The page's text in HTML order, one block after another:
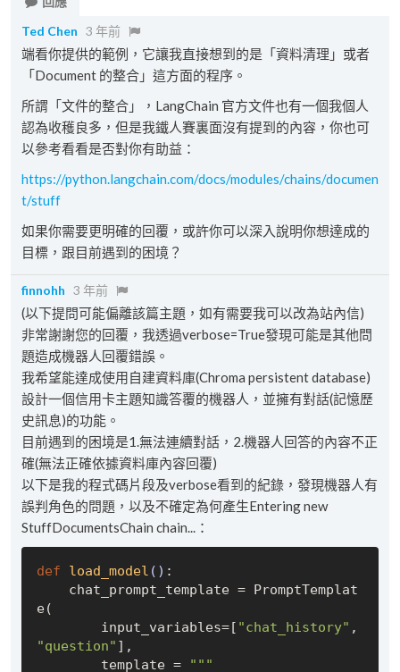
Ted Chen 3 年前
端看你提供的範例，它讓我直接想到的是「資料清理」或者
「Document 的整合」這方面的程序。
所謂「文件的整合」，LangChain 官方文件也有一個我個人
認為收穫良多，但是我鐵人賽裏面沒有提到的內容，你也可
以參考看看是否對你有助益：
https://python.langchain.com/docs/modules/chains/documen
t/stuff
如果你需要更明確的回覆，或許你可以深入說明你想達成的
目標，跟目前遇到的困境？
finnohh 3 年前
(以下提問可能偏離該篇主題，如有需要我可以改為站內信)
非常謝謝您的回覆，我透過verbose=True發現可能是其他問
題造成機器人回覆錯誤。
我希望能達成使用自建資料庫(Chroma persistent database)
設計一個信用卡主題知識答覆的機器人，並擁有對話(記憶歷
史訊息)的功能。
目前遇到的困境是1.無法連續對話，2.機器人回答的內容不正
確(無法正確依據資料庫內容回覆)
以下是我的程式碼片段及verbose看到的紀錄，發現機器人有
誤判角色的問題，以及不確定為何產生Entering new
StuffDocumentsChain chain...：
def load_model () :
e(
        input_variables=[
"chat_history"
"question" ],
        template =
"""